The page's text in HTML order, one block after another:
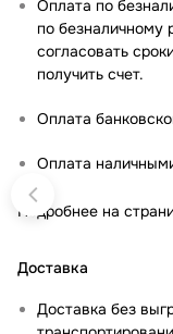
Оплата по
по безналичному
согласовать
получить счет.
Оплата
Оплата
Подробнее на
Доставка
Доставка без